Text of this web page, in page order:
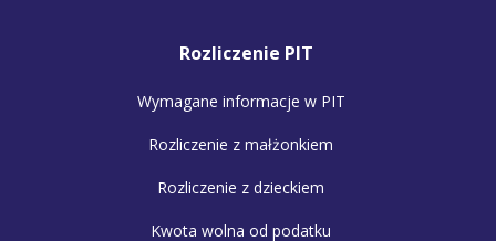
Rozliczenie PIT
Wymagane informacje w PIT
Rozliczenie z małżonkiem
Rozliczenie z dzieckiem
Kwota wolna od podatku